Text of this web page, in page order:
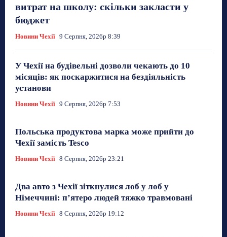
витрат на школу: скільки закласти у
бюджет
Новини Чехії 9 Серпня, 2026р 8:39
У Чехії на будівельні дозволи чекають до 10
місяців: як поскаржитися на бездіяльність
установи
Новини Чехії 9 Серпня, 2026р 7:53
Польська продуктова марка може прийти до
Чехії замість Tesco
Новини Чехії 8 Серпня, 2026р 23:21
Два авто з Чехії зіткнулися лоб у лоб у
Німеччині: п’ятеро людей тяжко травмовані
Новини Чехії 8 Серпня, 2026р 19:12